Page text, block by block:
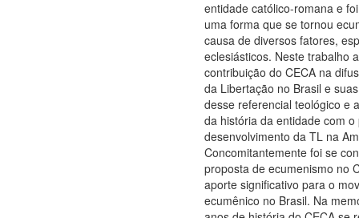
entidade católico-romana e
uma forma que se tornou
causa de diversos fatores,
eclesiásticos. Neste trabalho
contribuição do CECA na
da Libertação no Brasil e
desse referencial teológico e
da história da entidade com o
desenvolvimento da TL na
Concomitantemente foi se
proposta de ecumenismo no
aporte significativo para o
ecumênico no Brasil. Na